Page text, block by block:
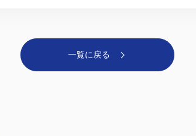
一覧に戻る